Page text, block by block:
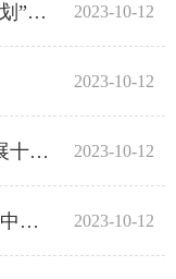
关于开展2023年“兴保英才培养计划”医疗卫生人才专项申报评审工作的通知 2023-10-12
2023-10-12
保山市促进卫生健康人才队伍发展十条措施 2023-10-12
保山市2家中医医院通过二级甲等中医医院等级复审 2023-10-12